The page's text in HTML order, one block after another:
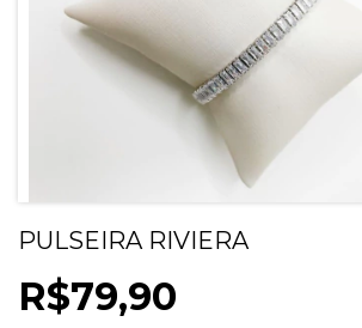
PULSEIRA RIVIERA
R$79,90